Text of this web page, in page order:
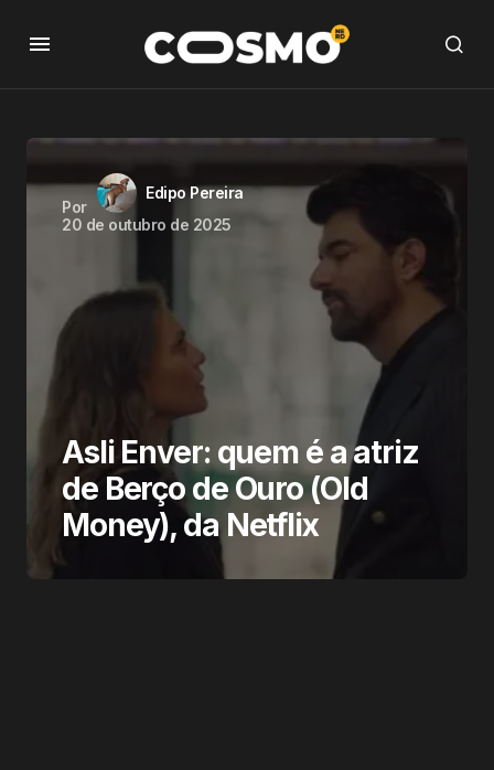
Por
Edipo Pereira
20 de outubro de 2025
Asli Enver: quem é a atriz
de Berço de Ouro (Old
Money), da Netflix